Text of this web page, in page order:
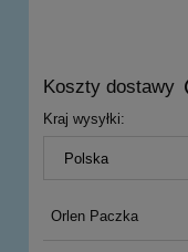
Koszty dostawy
Cena nie zawiera
Kraj wysyłki:
Orlen Paczka